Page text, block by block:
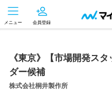
メニュー 会員登録
《東京》【市場開発ス
ダー候補
株式会社桐井製作所